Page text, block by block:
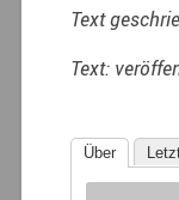
Text
Text:
Über